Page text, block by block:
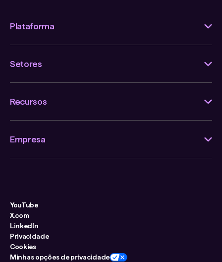
Plataforma
Setores
Recursos
Empresa
YouTube
X.com
LinkedIn
Privacidade
Cookies
Minhas opções de privacidade